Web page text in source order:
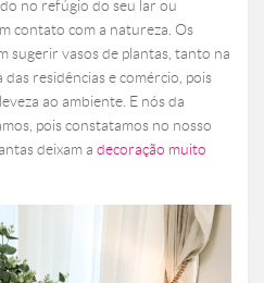
no refúgio do seu lar ou
contato com a natureza. Os
sugerir vasos de plantas, tanto na
residências e comércio, pois
ao ambiente. E nós da
pois constatamos no nosso
deixam a decoração muito